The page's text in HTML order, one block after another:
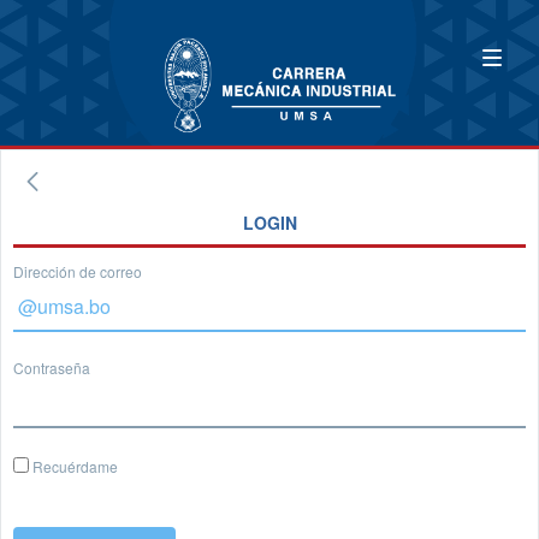
LOGIN
Dirección de correo
Contraseña
Recuérdame